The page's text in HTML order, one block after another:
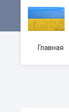
Главная